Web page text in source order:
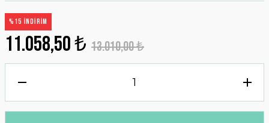
%15 İNDİRİM
11.058,50 ₺ 13.010,00 ₺